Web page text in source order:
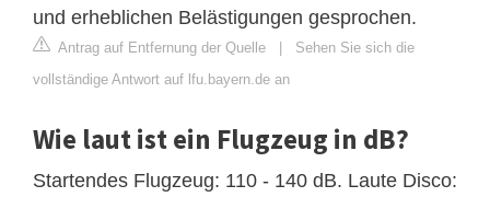
und erheblichen Belästigungen gesprochen.
Antrag auf Entfernung der Quelle | Sehen Sie sich die
vollständige Antwort auf lfu.bayern.de an
Wie laut ist ein Flugzeug in dB?
Startendes Flugzeug: 110 - 140 dB. Laute Disco: